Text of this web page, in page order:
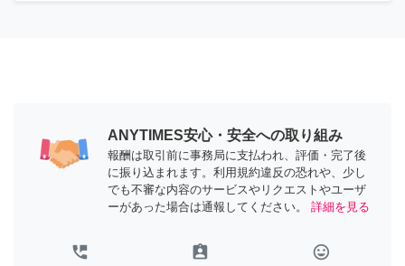
ANYTIMES安心・安全への取り組み
報酬は取引前に事務局に支払われ、評価・完了後
に振り込まれます。利用規約違反の恐れや、少し
でも不審な内容のサービスやリクエストやユーザ
ーがあった場合は通報してください。
詳細を見る
perm_phone_msg assignment_ind tag_faces